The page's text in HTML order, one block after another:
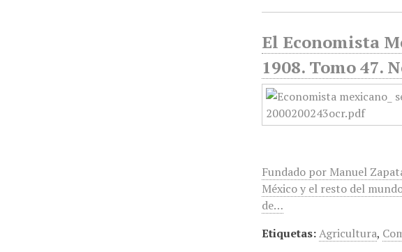
El Economista
1908. Tomo 47.
Fundado por Manuel
México y el resto del
de…
Etiquetas:Agricultura,